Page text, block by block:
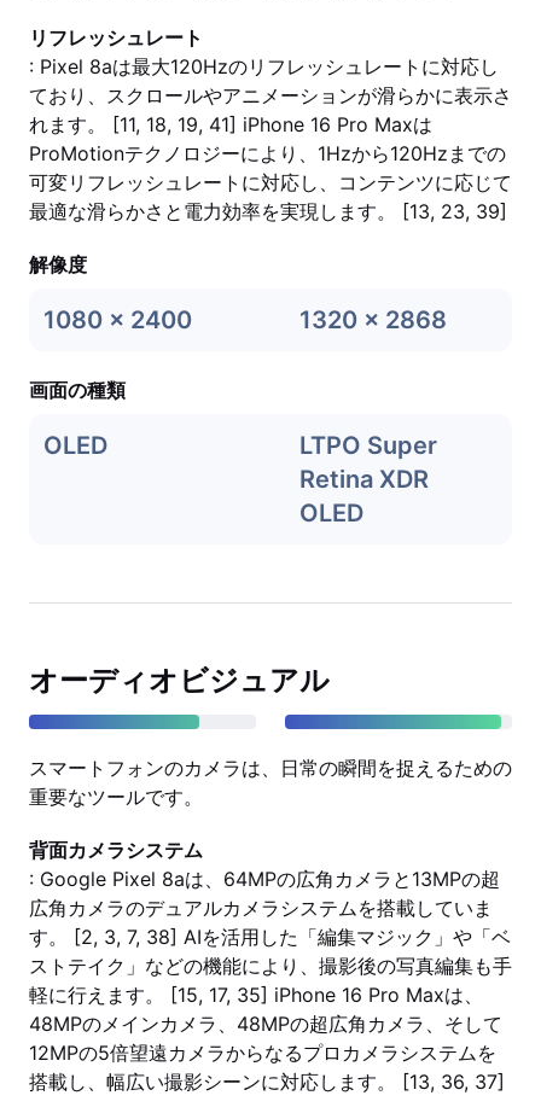
リフレッシュレート
: Pixel 8aは最大120Hzのリフレッシュレートに対応し
ており、スクロールやアニメーションが滑らかに表示さ
れます。 [11, 18, 19, 41] iPhone 16 Pro Maxは
ProMotionテクノロジーにより、1Hzから120Hzまでの
可変リフレッシュレートに対応し、コンテンツに応じて
最適な滑らかさと電力効率を実現します。 [13, 23, 39]
解像度
1080 x 2400 1320 x 2868
画面の種類
OLED
LTPO Super
Retina XDR
OLED
オーディオビジュアル
スマートフォンのカメラは、日常の瞬間を捉えるための
重要なツールです。
背面カメラシステム
: Google Pixel 8aは、64MPの広角カメラと13MPの超
広角カメラのデュアルカメラシステムを搭載していま
す。 [2, 3, 7, 38] AIを活用した「編集マジック」や「ベ
ストテイク」などの機能により、撮影後の写真編集も手
軽に行えます。 [15, 17, 35] iPhone 16 Pro Maxは、
48MPのメインカメラ、48MPの超広角カメラ、そして
12MPの5倍望遠カメラからなるプロカメラシステムを
搭載し、幅広い撮影シーンに対応します。 [13, 36, 37]